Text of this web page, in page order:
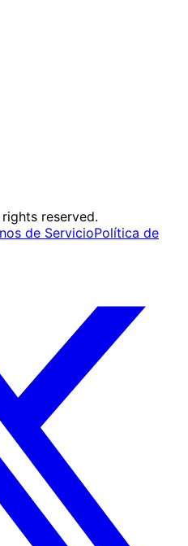
reserved.
de ServicioPolítica de